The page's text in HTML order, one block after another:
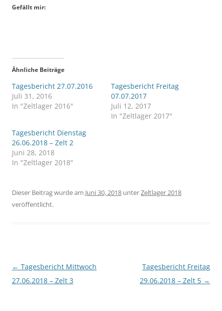
Gefällt mir:
Ähnliche Beiträge
Tagesbericht 27.07.2016
Juli 31, 2016
In "Zeltlager 2016"
Tagesbericht Freitag
07.07.2017
Juli 12, 2017
In "Zeltlager 2017"
Tagesbericht Dienstag
26.06.2018 – Zelt 2
Juni 28, 2018
In "Zeltlager 2018"
Dieser Beitrag wurde am Juni 30, 2018 unterZeltlager 2018
veröffentlicht.
Beitragsnavigation
← Tagesbericht Mittwoch
27.06.2018 – Zelt 3
Tagesbericht Freitag
29.06.2018 – Zelt 5 →